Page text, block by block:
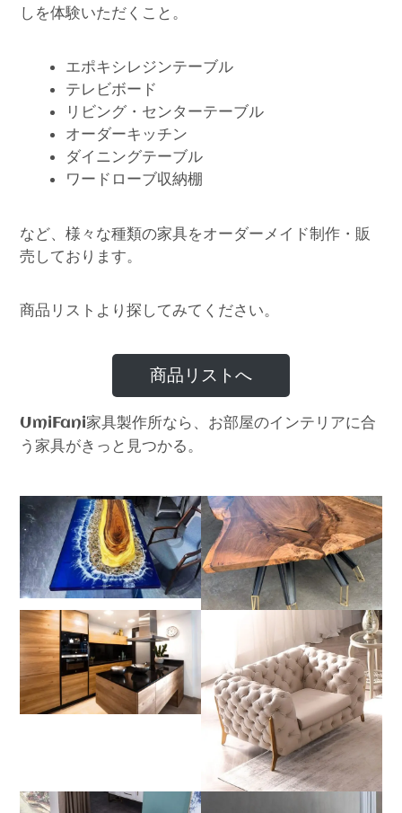
しを体験いただくこと。
エポキシレジンテーブル
テレビボード
リビング・センターテーブル
オーダーキッチン
ダイニングテーブル
ワードローブ収納棚
など、様々な種類の家具をオーダーメイド制作・販
売しております。
商品リストより探してみてください。
商品リストへ
UmiFani家具製作所なら、お部屋のインテリアに合
う家具がきっと見つかる。